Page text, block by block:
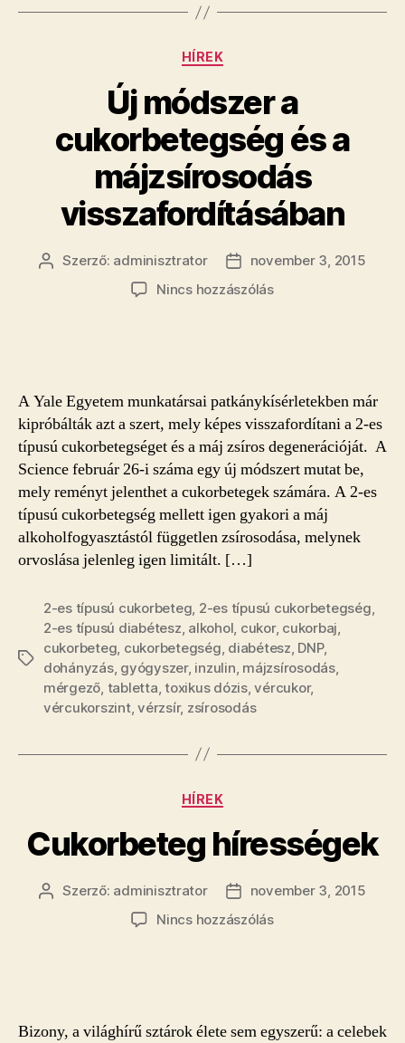
Kategóriák
HÍREK
Új módszer a
cukorbetegség és a
májzsírosodás
visszafordításában
Bejegyzés
Szerző: adminisztrator
Bejegyzés
dátuma
november 3, 2015
Nincs hozzászólása(z)
a
májzsírosodás
visszafordításában
bejegyzéshez
A Yale Egyetem munkatársai patkánykísérletekben már
kipróbálták azt a szert, mely képes visszafordítani a 2-es
típusú cukorbetegséget és a máj zsíros degenerációját. A
Science február 26-i száma egy új módszert mutat be,
mely reményt jelenthet a cukorbetegek számára. A 2-es
típusú cukorbetegség mellett igen gyakori a máj
alkoholfogyasztástól független zsírosodása, melynek
orvoslása jelenleg igen limitált. […]
Címkék
2-es típusú cukorbeteg 2-es típusú cukorbetegség
2-es típusú diabétesz alkohol cukor, cukorbaj
cukorbeteg cukorbetegség diabétesz DNP,
dohányzás, gyógyszer, inzulin májzsírosodás,
mérgező tabletta ,toxikus dózis,vércukor,
vércukorszint,vérzsír, zsírosodás
Kategóriák
HÍREK
Cukorbeteg hírességek
Bejegyzés
Szerző: adminisztrator
Bejegyzés
dátuma
november 3, 2015
Nincs hozzászólása(z)
Bizony, a világhírű sztárok élete sem egyszerű: a celebek